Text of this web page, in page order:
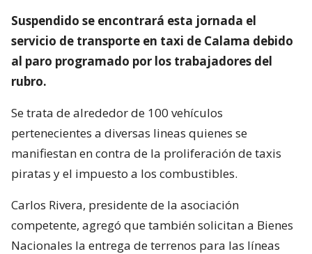
Suspendido se encontrará esta jornada el
servicio de transporte en taxi de Calama debido
al paro programado por los trabajadores del
rubro.
Se trata de alrededor de 100 vehículos
pertenecientes a diversas lineas quienes se
manifiestan en contra de la proliferación de taxis
piratas y el impuesto a los combustibles.
Carlos Rivera, presidente de la asociación
competente, agregó que también solicitan a Bienes
Nacionales la entrega de terrenos para las líneas